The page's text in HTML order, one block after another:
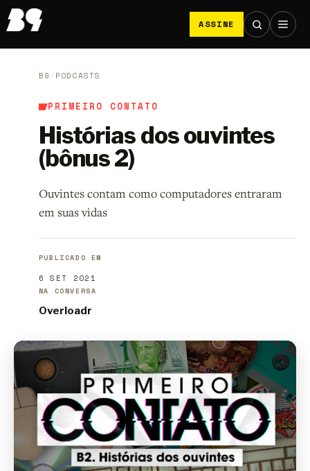
ASSINE
B9 / PODCASTS
PRIMEIRO CONTATO
Histórias dos ouvintes
(bônus 2)
Ouvintes contam como computadores entraram
em suas vidas
PUBLICADO EM
6 SET 2021
NA CONVERSA
Overloadr